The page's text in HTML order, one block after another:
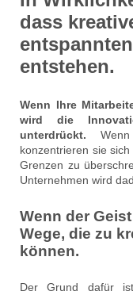
dass
entstehen.
Wenn Ihre
wird die
unterdrückt.
konzentrieren sie
Grenzen zu
Unternehmen wird
Wenn der
Wege, die zu
können.
Der Grund dafür